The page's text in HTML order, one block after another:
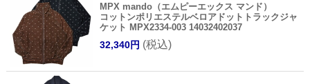
MPX mando（エムピーエックス マンド）
コットンポリエステルベロアドットトラックジャ
ケット MPX2334-003 14032402037
32,340円 (税込)